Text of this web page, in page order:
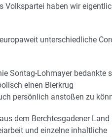
Volkspartei haben wir
unterschiedliche
Sontag-Lohmayer
einen Bierkrug
persönlich anstoßen zu
dem Berchtesgadener
und einzelne inhaltliche